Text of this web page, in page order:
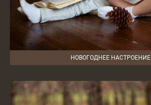
НОВОГОДНЕЕ НАСТРОЕНИЕ